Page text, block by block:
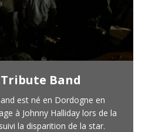
Band
est né en Dordogne en
à Johnny Halliday lors de la
la disparition de la star.